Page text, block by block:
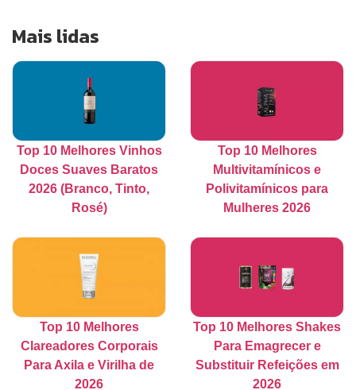
Mais lidas
Top 10 Melhores Vinhos
Doces Suaves Baratos
2026 (Branco, Tinto,
Rosé)
Top 10 Melhores
Multivitamínicos e
Polivitamínicos para
Mulheres 2026
Top 10 Melhores
Clareadores Corporais
Para Axila e Virilha de
2026
Top 10 Melhores Shakes
Para Emagrecer e
Substituir Refeições em
2026